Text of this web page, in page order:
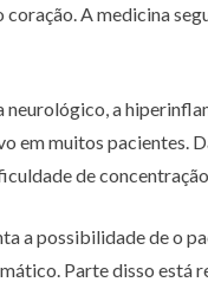
A medicina
neurológico, a
em muitos pacientes.
de
a possibilidade de o
Parte disso está